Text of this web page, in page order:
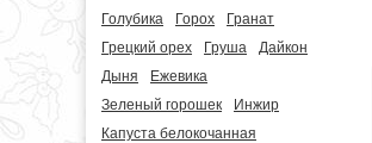
Голубика
Горох
Гранат
Грецкий орех
Груша
Дайкон
Дыня
Ежевика
Зеленый горошек
Инжир
Капуста белокочанная